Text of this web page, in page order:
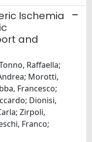
Ischemia
and
Raffaella;
Morotti,
Francesco;
Dionisi,
Zirpoli,
Franco;